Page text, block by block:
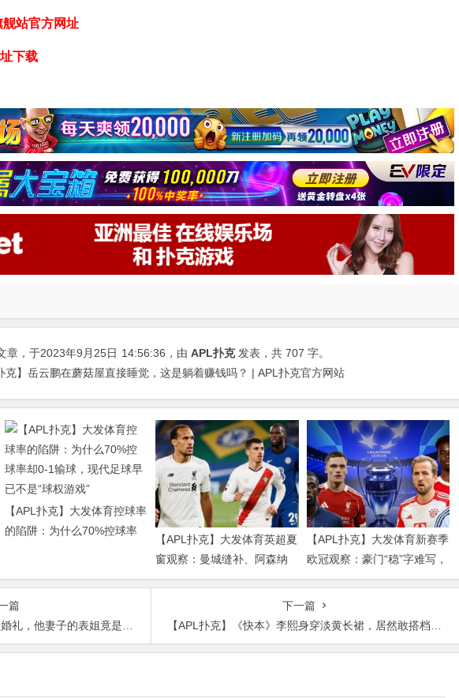
舰站官方网址
下载
章，于2023年9月25日 14:56:36 ，由 APL扑克发表，共 707 字。
克】岳云鹏在蘑菇屋直接睡觉，这是躺着赚钱吗？ | APL扑克官方网站
【APL扑克】大发体育控球率
的陷阱：为什么70%控球率
【APL扑克】大发体育英超夏
窗观察：曼城缝补、阿森纳
拼图、红军重建、曼联破局
【APL扑克】大发体育新赛季
欧冠观察：豪门“稳”字难写，
瑞士轮赛制让每一场都变成
生死
篇
他妻子的表姐竟是歌手A-Lin
下一篇
【APL扑克】《快本》李熙身穿淡黄长裙，居然敢搭档何炅